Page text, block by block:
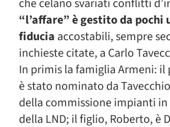
che celano svariati conflitti
“l’affare” è gestito da pochi
fiducia accostabili, sempre
inchieste citate, a Carlo
In primis la famiglia Armeni: il
è stato nominato da
della commissione impianti
della LND; il figlio, Roberto, è